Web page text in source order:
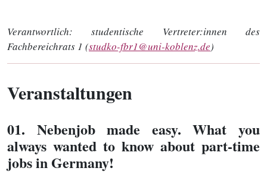
Verantwortlich: studentische Vertreter:innen des
Fachbereichrats 1 (studko-fbr1@uni-koblenz.de)
Veranstaltungen
01. Nebenjob made easy. What you
always wanted to know about part-time
jobs in Germany!